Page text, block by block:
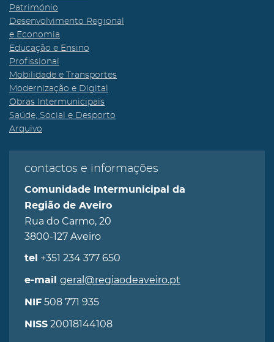
Património
Desenvolvimento Regional
e Economia
Educação e Ensino
Profissional
Mobilidade e Transportes
Modernização e Digital
Obras Intermunicipais
Saúde, Social e Desporto
Arquivo
contactos e informações
Comunidade Intermunicipal da
Região de Aveiro
Rua do Carmo, 20
3800-127 Aveiro
tel +351 234 377 650
e-mail geral@regiaodeaveiro.pt
NIF 508 771 935
NISS 20018144108